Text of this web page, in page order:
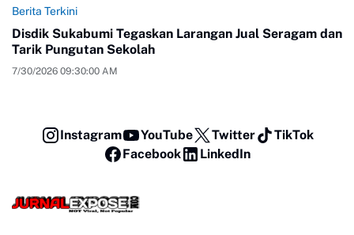
Berita Terkini
Disdik Sukabumi Tegaskan Larangan Jual Seragam dan
Tarik Pungutan Sekolah
7/30/2026 09:30:00 AM
Instagram YouTube Twitter
TikTok
Facebook
LinkedIn